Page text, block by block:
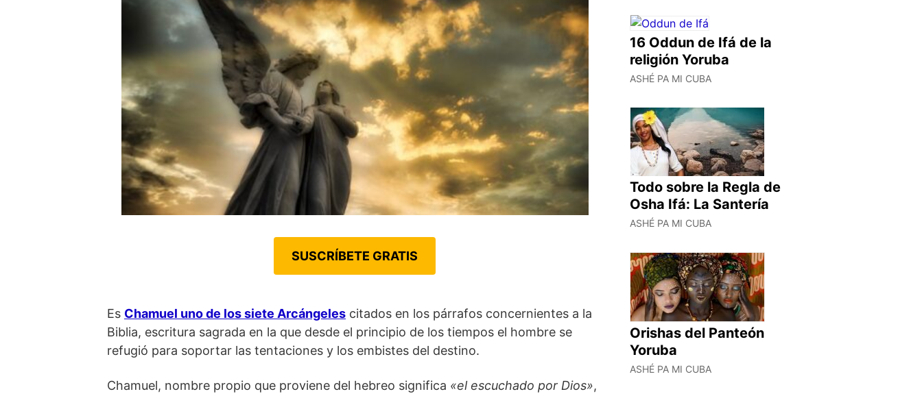
SUSCRÍBETE GRATIS
Es Chamuel uno de los siete Arcángeles citados en los párrafos concernientes a la
Biblia, escritura sagrada en la que desde el principio de los tiempos el hombre se
refugió para soportar las tentaciones y los embistes del destino.
Chamuel, nombre propio que proviene del hebreo significa «el escuchado por Dios»,
16 Oddun de Ifá de la
religión Yoruba
ASHÉ PA MI CUBA
Todo sobre la Regla de
Osha Ifá: La Santería
ASHÉ PA MI CUBA
Orishas del Panteón
Yoruba
ASHÉ PA MI CUBA